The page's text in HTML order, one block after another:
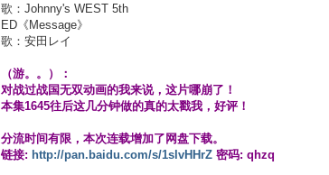
歌：Johnny's WEST 5th
ED《Message》
歌：安田レイ
（游。。）：
对战过战国无双动画的我来说，这片哪崩了！
本集1645往后这几分钟做的真的太戳我，好评！
分流时间有限，本次连载增加了网盘下载。
链接: http://pan.baidu.com/s/1slvHHrZ密码: qhzq